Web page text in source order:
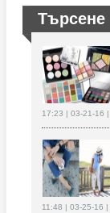
Търсене
17:23 | 03-21-16 |
11:48 | 03-25-16 |